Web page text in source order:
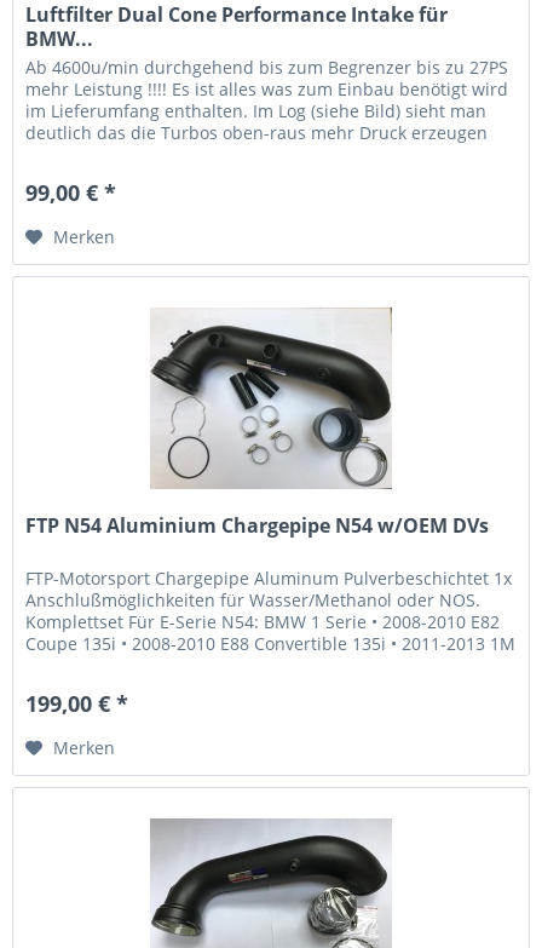
Luftfilter Dual Cone Performance Intake für
BMW...
Ab 4600u/min durchgehend bis zum Begrenzer bis zu 27PS
mehr Leistung !!!! Es ist alles was zum Einbau benötigt wird
im Lieferumfang enthalten. Im Log (siehe Bild) sieht man
deutlich das die Turbos oben-raus mehr Druck erzeugen
99,00 € *
Merken
FTP N54 Aluminium Chargepipe N54 w/OEM DVs
FTP-Motorsport Chargepipe Aluminum Pulverbeschichtet 1x
Anschlußmöglichkeiten für Wasser/Methanol oder NOS.
Komplettset Für E-Serie N54: BMW 1 Serie • 2008-2010 E82
Coupe 135i • 2008-2010 E88 Convertible 135i • 2011-2013 1M
199,00 € *
Merken